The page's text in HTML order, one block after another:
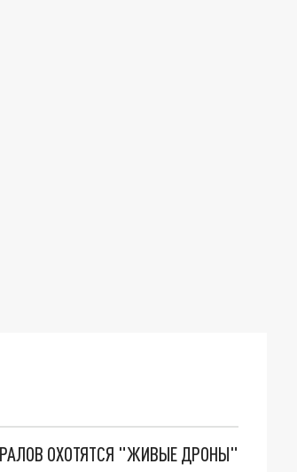
ОХОТЯТСЯ "ЖИВЫЕ ДРОНЫ"